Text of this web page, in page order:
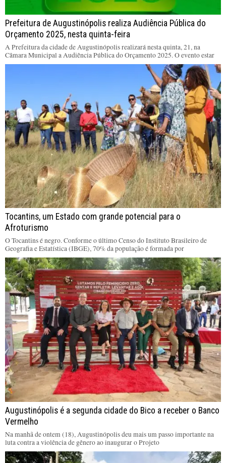
Prefeitura de Augustinópolis realiza Audiência Pública do
Orçamento 2025, nesta quinta-feira
A Prefeitura da cidade de Augustinópolis realizará nesta quinta, 21, na
Câmara Municipal a Audiência Pública do Orçamento 2025. O evento estar
Tocantins, um Estado com grande potencial para o
Afroturismo
O Tocantins é negro. Conforme o último Censo do Instituto Brasileiro de
Geografia e Estatística (IBGE), 70% da população é formada por
Augustinópolis é a segunda cidade do Bico a receber o Banco
Vermelho
Na manhã de ontem (18), Augustinópolis deu mais um passo importante na
luta contra a violência de gênero ao inaugurar o Projeto